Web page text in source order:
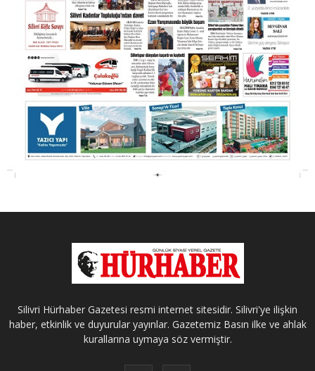
Silivri Hürhaber Gazetesi resmi internet sitesidir. Silivri'ye ilişkin
haber, etkinlik ve duyurular yayınlar. Gazetemiz Basın ilke ve ahlak
kurallarına uymaya söz vermiştir.